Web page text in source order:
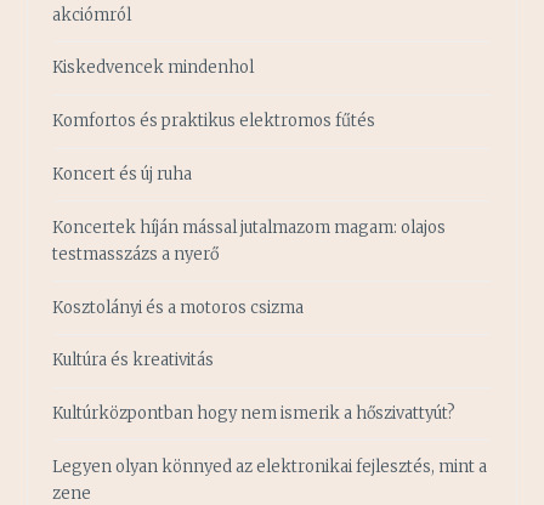
akciómról
Kiskedvencek mindenhol
Komfortos és praktikus elektromos fűtés
Koncert és új ruha
Koncertek híján mással jutalmazom magam: olajos
testmasszázs a nyerő
Kosztolányi és a motoros csizma
Kultúra és kreativitás
Kultúrközpontban hogy nem ismerik a hőszivattyút?
Legyen olyan könnyed az elektronikai fejlesztés, mint a
zene